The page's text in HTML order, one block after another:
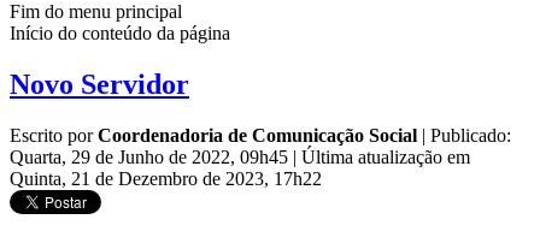
Fim do menu principal
Início do conteúdo da página
Novo Servidor
Escrito porCoordenadoria de Comunicação Social | Publicado:
Quarta, 29 de Junho de 2022, 09h45 | Última atualização em
Quinta, 21 de Dezembro de 2023, 17h22